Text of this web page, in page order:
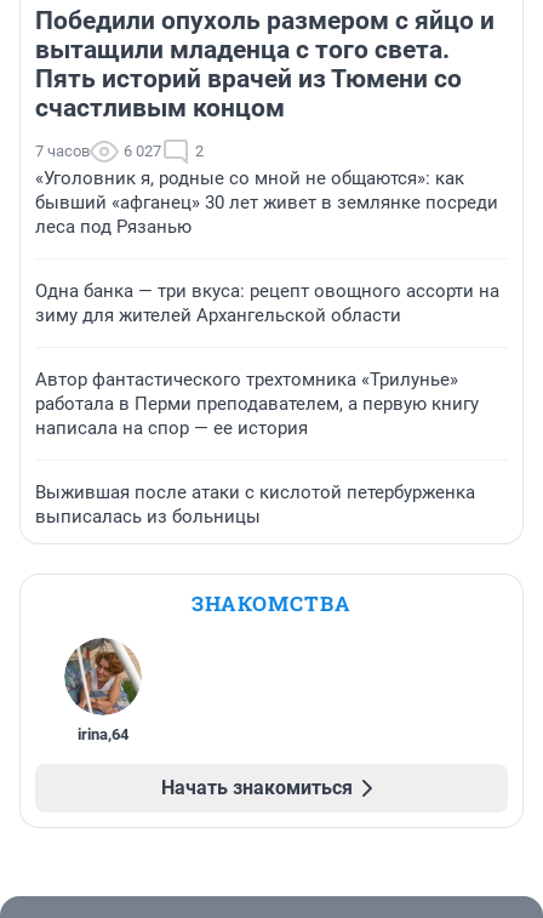
Победили опухоль размером с яйцо и
вытащили младенца с того света.
Пять историй врачей из Тюмени со
счастливым концом
7 часов 6 027 2
«Уголовник я, родные со мной не общаются»: как
бывший «афганец» 30 лет живет в землянке посреди
леса под Рязанью
Одна банка — три вкуса: рецепт овощного ассорти на
зиму для жителей Архангельской области
Автор фантастического трехтомника «Трилунье»
работала в Перми преподавателем, а первую книгу
написала на спор — ее история
Выжившая после атаки с кислотой петербурженка
выписалась из больницы
ЗНАКОМСТВА
irina,64
Начать знакомиться